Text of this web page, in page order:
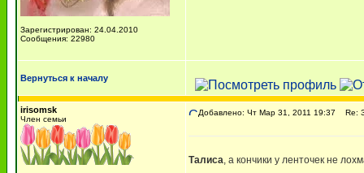
Зарегистрирован: 24.04.2010
Сообщения: 22980
Вернуться к началу
irisomsk
Член семьи
Добавлено: Чт Мар 31, 2011 19:37 Re:
Талиса, а кончики у ленточек не